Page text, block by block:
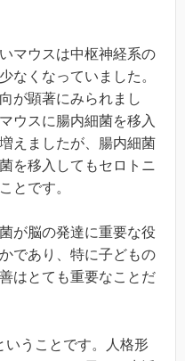
マウスは中枢神経系の
なくなっていました。
が顕著にみられまし
ウスに腸内細菌を移入
えましたが、腸内細菌
を移入してもセロトニ
とです。
が脳の発達に重要な役
であり、特に子どもの
はとても重要なことだ
うことです。人格形